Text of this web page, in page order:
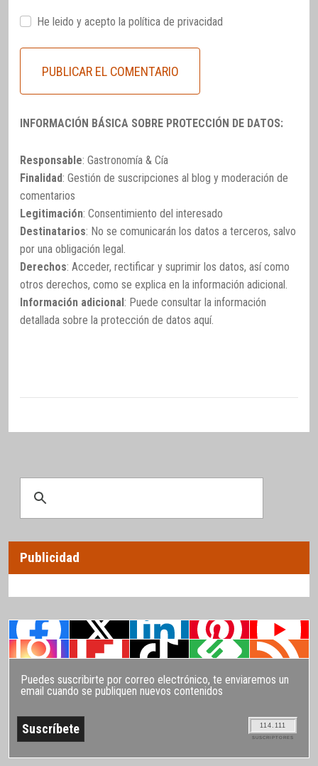
He leido y acepto la política de privacidad
INFORMACIÓN BÁSICA SOBRE PROTECCIÓN DE DATOS:
Responsable: Gastronomía & Cía
Finalidad: Gestión de suscripciones al blog y moderación de
comentarios
Legitimación: Consentimiento del interesado
Destinatarios: No se comunicarán los datos a terceros, salvo
por una obligación legal.
Derechos: Acceder, rectificar y suprimir los datos, así como
otros derechos, como se explica en la información adicional.
Información adicional: Puede consultar la información
detallada sobre la protección de datos aquí.
Publicidad
Puedes suscribirte por correo electrónico, te enviaremos un
email cuando se publiquen nuevos contenidos
114.111
SUSCRIPTORES